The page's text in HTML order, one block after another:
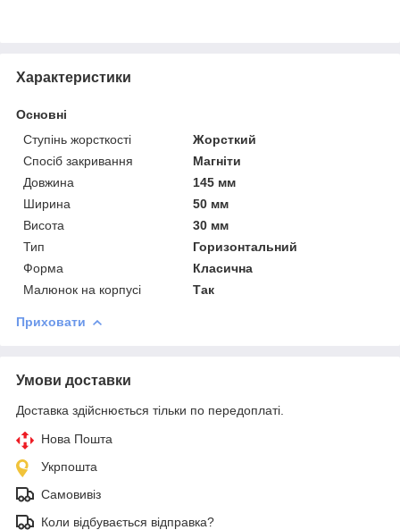
Характеристики
Основні
Ступінь жорсткості
Жорсткий
Спосіб закривання
Магніти
Довжина
145 мм
Ширина
50 мм
Висота
30 мм
Тип
Горизонтальний
Форма
Класична
Малюнок на корпусі
Так
Приховати
Умови доставки
Доставка здійснюється тільки по передоплаті.
Нова Пошта
Укрпошта
Самовивіз
Коли відбувається відправка?